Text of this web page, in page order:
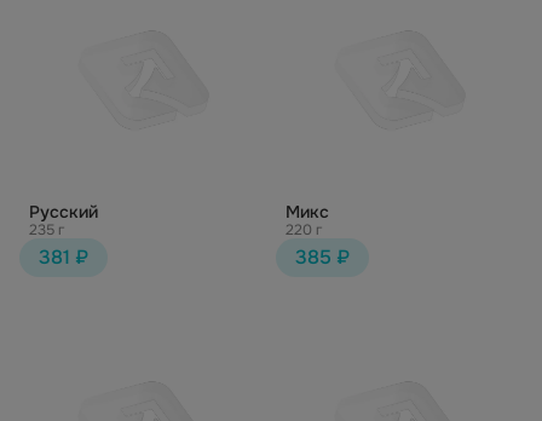
Русский
235 г
381 ₽
Микс
220 г
385 ₽